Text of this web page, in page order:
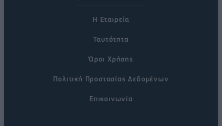
Η Εταιρεία
Ταυτότητα
Όροι Χρήσης
Πολιτική Προστασίας Δεδομένων
Επικοινωνία